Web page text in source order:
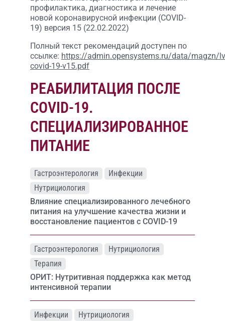
профилактика, диагностика и лечение
новой коронавирусной инфекции (COVID-
19) версия 15 (22.02.2022)
Полный текст рекомендаций доступен по
ссылке: https://admin.opensystems.ru/data/magzn/
covid-19-v15.pdf
РЕАБИЛИТАЦИЯ ПОСЛЕ
COVID-19.
СПЕЦИАЛИЗИРОВАННОЕ
ПИТАНИЕ
Гастроэнтерология
Инфекции
Нутрициология
Влияние специализированного лечебного
питания на улучшение качества жизни и
восстановление пациентов с COVID-19
Гастроэнтерология
Нутрициология
Терапия
ОРИТ: Нутритивная поддержка как метод
интенсивной терапии
Инфекции
Нутрициология